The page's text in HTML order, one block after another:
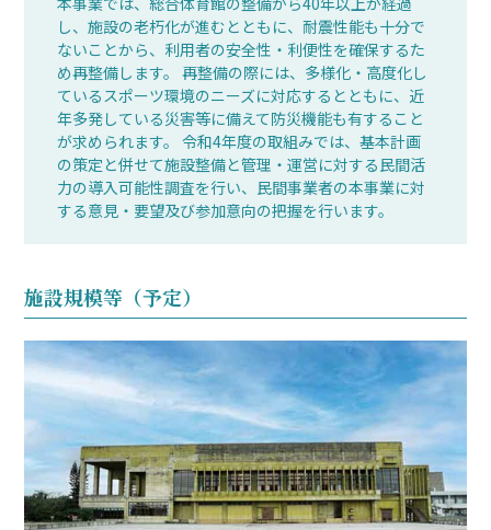
し、施設の老朽化が進むとともに、耐震性能も十分で
ないことから、利用者の安全性・利便性を確保するた
め再整備します。 再整備の際には、多様化・高度化し
ているスポーツ環境のニーズに対応するとともに、近
年多発している災害等に備えて防災機能も有すること
が求められます。 令和4年度の取組みでは、基本計画
の策定と併せて施設整備と管理・運営に対する民間活
力の導入可能性調査を行い、民間事業者の本事業に対
する意見・要望及び参加意向の把握を行います。
施設規模等（予定）